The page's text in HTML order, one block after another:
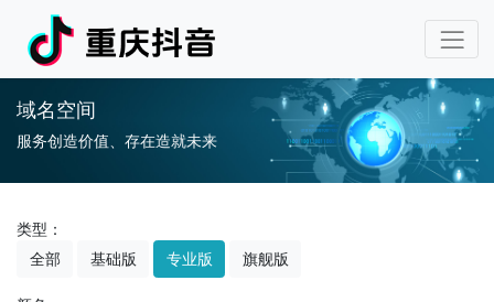
域名空间
服务创造价值、存在造就未来
类型：
全部
基础版 专业版 旗舰版